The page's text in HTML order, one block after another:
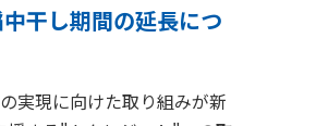
干し期間の延長につ
実現に向けた取り組みが新